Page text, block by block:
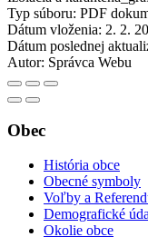
Typ súboru: PDF
Dátum vloženia: 2. 2.
Dátum poslednej
Autor: Správca Webu
Obec
História obce
Obecné symboly
Voľby a
Demografické
Okolie obce